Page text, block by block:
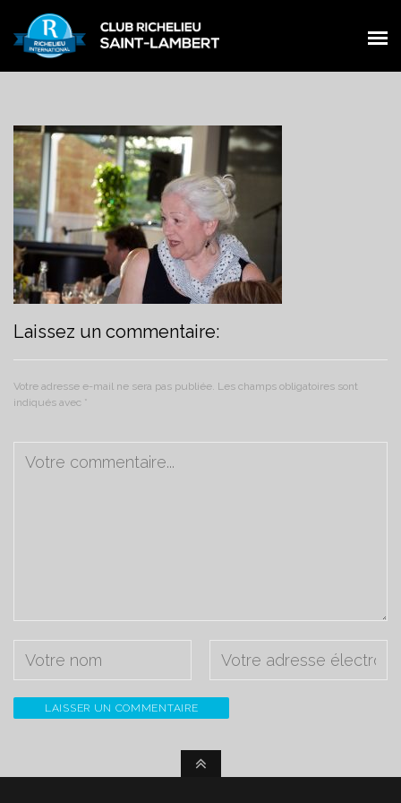
MEMBRES
ŒUVRES
ÉVÉNEMENTS
NOUVELLES
CONTACT
FACEBOOK
MEMBRES
ŒUVRES
ÉVÉNEMENTS
NOUVELLES
CONTACT
Laissez un commentaire:
Votre adresse e-mail ne sera pas publiée. Les champs obligatoires sont
indiqués avec *